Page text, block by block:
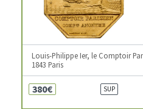
Louis-Philippe Ier, le Comptoir
1843 Paris
380€ SUP